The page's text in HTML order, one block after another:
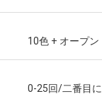
10色 + オープン
0-25回/二番目に